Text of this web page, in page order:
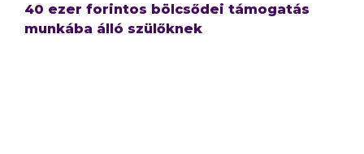
40 ezer forintos bölcsődei támogatás
munkába álló szülőknek